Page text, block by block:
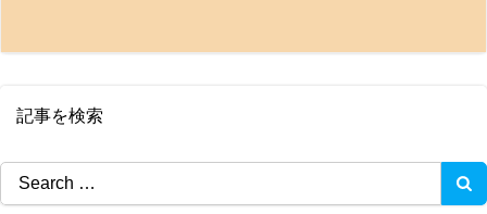
記事を検索
Search
for: